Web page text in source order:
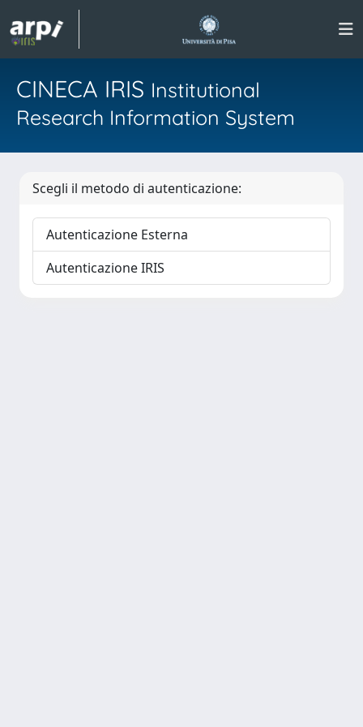
CINECA IRIS Institutional
Research Information System
Scegli il metodo di autenticazione:
Autenticazione Esterna
Autenticazione IRIS